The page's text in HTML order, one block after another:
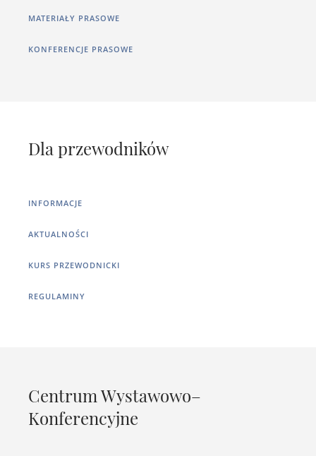
MATERIAŁY PRASOWE
KONFERENCJE PRASOWE
Dla przewodników
INFORMACJE
AKTUALNOŚCI
KURS PRZEWODNICKI
REGULAMINY
Centrum Wystawowo–
Konferencyjne